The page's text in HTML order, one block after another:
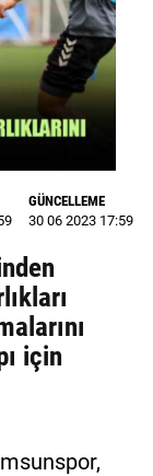
GÜNCELLEME
30 06 2023 17:59
için